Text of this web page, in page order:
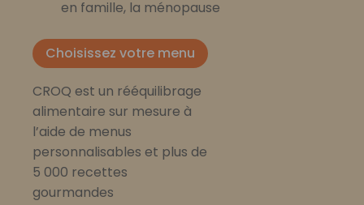
en famille, la ménopause
Choisissez votre menu
CROQ est un rééquilibrage
alimentaire sur mesure à
l’aide de menus
personnalisables et plus de
5 000 recettes
gourmandes